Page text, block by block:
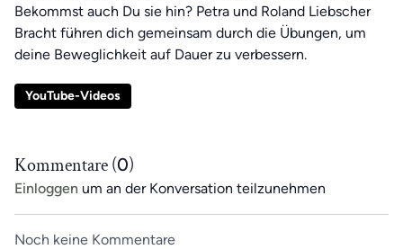
Bekommst auch Du sie hin? Petra und Roland Liebscher
Bracht führen dich gemeinsam durch die Übungen, um
deine Beweglichkeit auf Dauer zu verbessern.
YouTube-Videos
Kommentare (0)
Einloggen um an der Konversation teilzunehmen
Noch keine Kommentare